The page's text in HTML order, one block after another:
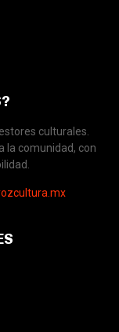
culturales.
la comunidad, con